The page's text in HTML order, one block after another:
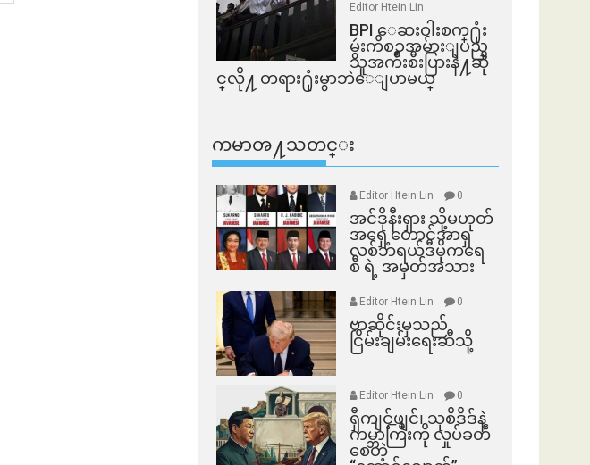
Editor Htein Lin
BPI ​ေဆးဝါးစက္​႐ုံး
မွဴးကိစၥအမ်ားျပည္​
သူအက်ိဳးစီးပြားနဲ႔ဆို
င္​လို႔ တရား႐ုံးမွာဘဲေျပာမယ္​
ကမာၻ႔သတင္း
Editor Htein Lin 0
အင်ဒိုနီးရှား သို့မဟုတ်
အရှေ့တောင်အာရှ
လစ်ဘရယ်ဒီမိုကရေ
စီ ရဲ့ အမှတ်အသား
Editor Htein Lin 0
ဗာဆိုင်းမှသည်
ငြိမ်းချမ်းရေးဆီသို့
Editor Htein Lin 0
ရှီကျင့်ဖျင်၊ သုစိဒိဒ်နဲ့
ကမ္ဘာကြီးကို လှုပ်ခတ်
စေတဲ့